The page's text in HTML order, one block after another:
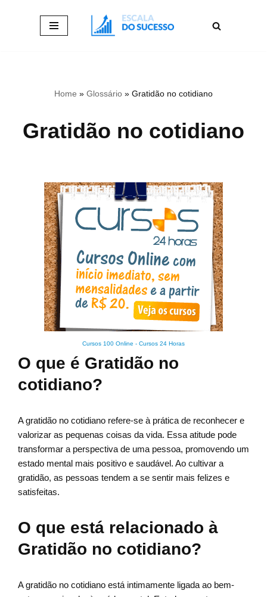
Home » Glossário » Gratidão no cotidiano
Gratidão no cotidiano
Cursos 100 Online - Cursos 24 Horas
O que é Gratidão no
cotidiano?
A gratidão no cotidiano refere-se à prática de reconhecer e
valorizar as pequenas coisas da vida. Essa atitude pode
transformar a perspectiva de uma pessoa, promovendo um
estado mental mais positivo e saudável. Ao cultivar a
gratidão, as pessoas tendem a se sentir mais felizes e
satisfeitas.
O que está relacionado à
Gratidão no cotidiano?
A gratidão no cotidiano está intimamente ligada ao bem-